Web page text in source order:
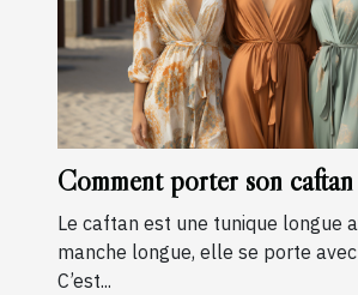
Comment porter son caftan
Le caftan est une tunique longue
manche longue, elle se porte
C’est...